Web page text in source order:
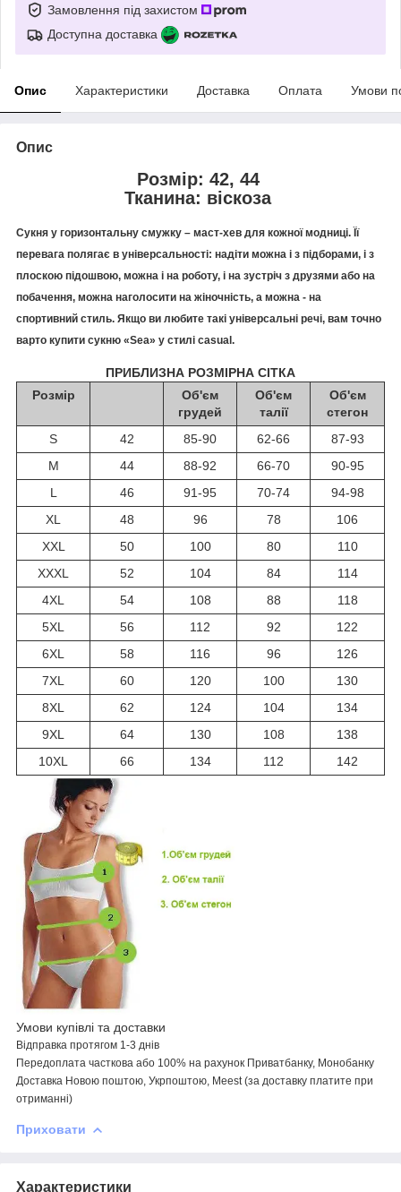
Замовлення під захистом
Доступна доставка
Опис Характеристики Доставка Оплата Умови
Опис
Розмір: 42, 44
Тканина: віскоза
Сукня у горизонтальну смужку – маст-хев для кожної модниці. Її
перевага полягає в універсальності: надіти можна і з підборами, і з
плоскою підошвою, можна і на роботу, і на зустріч з друзями або на
побачення, можна наголосити на жіночність, а можна - на
спортивний стиль. Якщо ви любите такі універсальні речі, вам точно
варто купити сукню «Sea» у стилі casual.
ПРИБЛИЗНА РОЗМІРНА СІТКА
Розмір
Об'єм
грудей
Об'єм
талії
Об'єм
стегон
S
42 85-90 62-66
87-93
M
44 88-92 66-70
90-95
L
46 91-95 70-74
94-98
XL
48 96 78
106
XXL
50 100 80
110
XXXL
52 104 84
114
4XL
54 108 88
118
5XL
56 112 92
122
6XL
58 116 96
126
7XL
60 120 100
130
8XL
62 124 104
134
9XL
64 130 108
138
10XL
66 134 112 142
Умови купівлі та доставки
Відправка протягом 1-3 днів
Передоплата часткова або 100% на рахунок Приватбанку, Монобанку
Доставка Новою поштою, Укрпоштою, Meest (за доставку платите при
отриманні)
Приховати
Характеристики